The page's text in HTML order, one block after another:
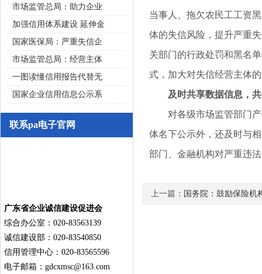
市场监管总局：助力企业
加强信用体系建设 延伸金
国家医保局：严重失信企
市场监管总局：经营主体
一图读懂信用报告代替无
国家企业信用信息公示系
联系pa电子官网
广东省企业诚信建设促进会
综合办公室：020-83563139
诚信建设部：020-83540850
信用管理中心：020-83565596
电子邮箱： gdcxmsc@163.com
当事人、拖欠农民工工资
体的失信风险，提升严重
关部门的行政处罚和黑名
式，加大对失信经营主体
及时共享数据信息，
对各级市场监管部门产
体名下公示外，还及时与
部门、金融机构对严重违
上一篇： 国务院：鼓励保险机